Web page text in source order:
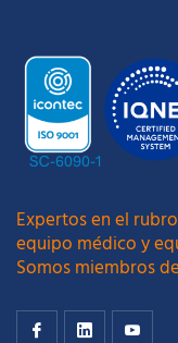
Expertos en el
equipo médico y
Somos miembros